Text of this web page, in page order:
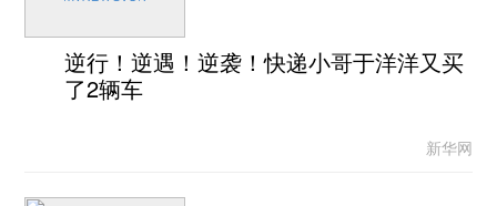
逆行！逆遇！逆袭！快递小哥于洋洋又买
了2辆车
新华网